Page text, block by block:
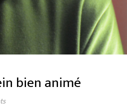
bien animé